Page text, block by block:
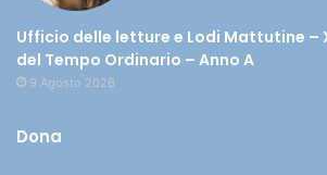
Ufficio delle letture e Lodi Mattutine –
del Tempo Ordinario – Anno A
9 Agosto 2026
Dona